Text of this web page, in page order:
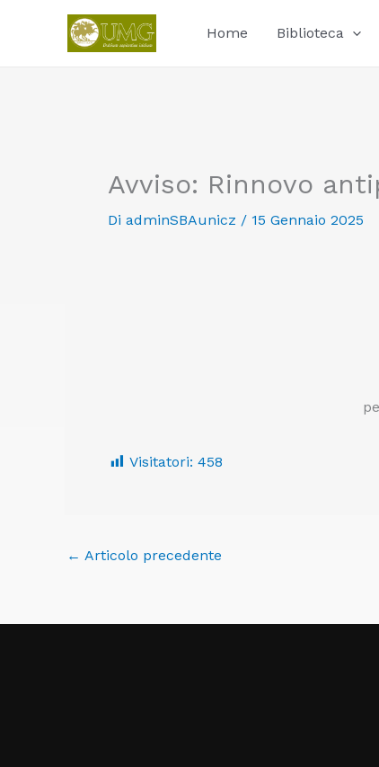
contenuto
Home Biblioteca
Avviso: Rinnovo
Di adminSBAunicz / 15 Gennaio 2025
Visitatori: 458
← Articolo precedente